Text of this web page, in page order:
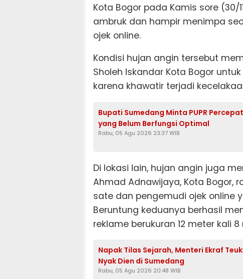
Kota Bogor pada Kamis sore
ambruk dan hampir menimpa
ojek online.
Kondisi hujan angin tersebut
Sholeh Iskandar Kota Bogor
karena khawatir terjadi
Bupati Sumedang Minta PUPR
yang Belum Berfungsi Optimal
Rabu, 05 Agu 2026 23:37 WIB
Di lokasi lain, hujan angin juga
Ahmad Adnawijaya, Kota Bogor,
sate dan pengemudi ojek online
Beruntung keduanya berhasil
reklame berukuran 12 meter kali
Napak Tilas Sejarah, Menteri Ekraf
Nyak Dien di Sumedang
Rabu, 05 Agu 2026 20:48 WIB